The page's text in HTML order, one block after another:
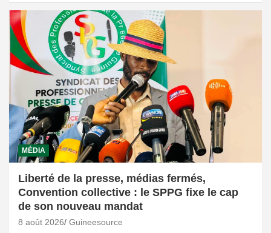
MÉDIA
Liberté de la presse, médias fermés,
Convention collective : le SPPG fixe le cap
de son nouveau mandat
8 août 2026 Guineesource